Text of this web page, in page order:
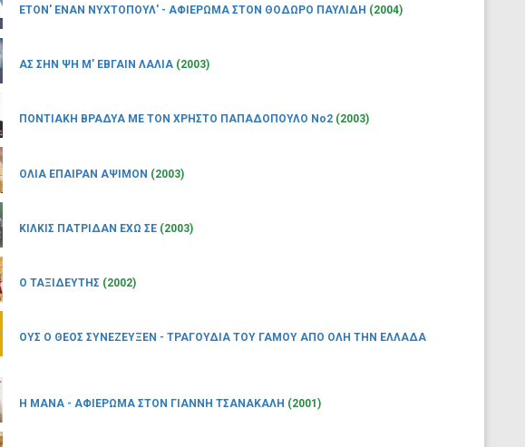
ΕΤΟΝ' ΕΝΑΝ ΝΥΧΤΟΠΟΥΛ' - ΑΦΙΕΡΩΜΑ ΣΤΟΝ ΘΟΔΩΡΟ ΠΑΥΛΙΔΗ (2004)
ΑΣ ΣΗΝ ΨΗ Μ’ ΕΒΓΑΙΝ ΛΑΛΙΑ (2003)
ΠΟΝΤΙΑΚΗ ΒΡΑΔΥΑ ΜΕ ΤΟΝ ΧΡΗΣΤΟ ΠΑΠΑΔΟΠΟΥΛΟ Νο2 (2003)
ΟΛΙΑ ΕΠΑΙΡΑΝ ΑΨΙΜΟΝ (2003)
ΚΙΛΚΙΣ ΠΑΤΡΙΔΑΝ ΕΧΩ ΣΕ (2003)
Ο ΤΑΞΙΔΕΥΤΗΣ (2002)
ΟΥΣ Ο ΘΕΟΣ ΣΥΝΕΖΕΥΞΕΝ - ΤΡΑΓΟΥΔΙΑ ΤΟΥ ΓΑΜΟΥ ΑΠΟ ΟΛΗ ΤΗΝ ΕΛΛΑΔΑ
Η ΜΑΝΑ - ΑΦΙΕΡΩΜΑ ΣΤΟΝ ΓΙΑΝΝΗ ΤΣΑΝΑΚΑΛΗ (2001)